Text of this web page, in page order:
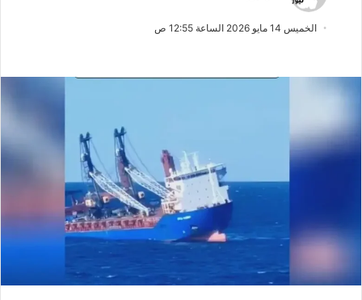
ب
ل
س
ر
إ
ل
ك
ت
ر
الخميس 14 مايو 2026 الساعة 12:55 ص